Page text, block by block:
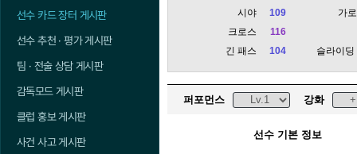
선수 카드 장터 게시판
선수 추천 · 평가 게시판
팀 · 전술 상담 게시판
감독모드 게시판
클럽 홍보 게시판
사건 사고 게시판
시야
109
크로스
116
긴 패스
104
가
슬라이딩
퍼포먼스 강화
선수 기본 정보